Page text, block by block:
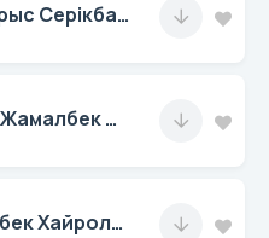
Бейбарыс Серiкбаев
Ұшқын Жамалбек & Олжас Абай
Мұратбек Хайролда